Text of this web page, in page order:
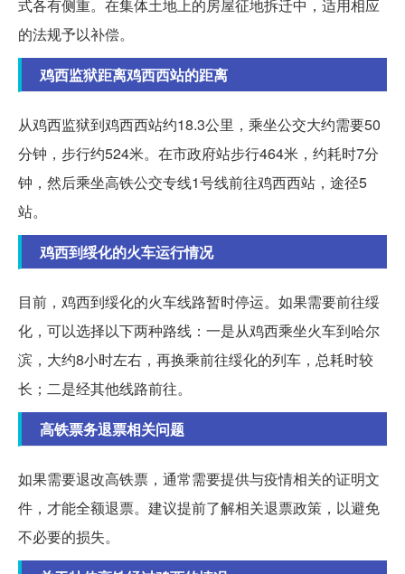
式各有侧重。在集体土地上的房屋征地拆迁中，适用相应
的法规予以补偿。
鸡西监狱距离鸡西西站的距离
从鸡西监狱到鸡西西站约18.3公里，乘坐公交大约需要50
分钟，步行约524米。在市政府站步行464米，约耗时7分
钟，然后乘坐高铁公交专线1号线前往鸡西西站，途径5
站。
鸡西到绥化的火车运行情况
目前，鸡西到绥化的火车线路暂时停运。如果需要前往绥
化，可以选择以下两种路线：一是从鸡西乘坐火车到哈尔
滨，大约8小时左右，再换乘前往绥化的列车，总耗时较
长；二是经其他线路前往。
高铁票务退票相关问题
如果需要退改高铁票，通常需要提供与疫情相关的证明文
件，才能全额退票。建议提前了解相关退票政策，以避免
不必要的损失。